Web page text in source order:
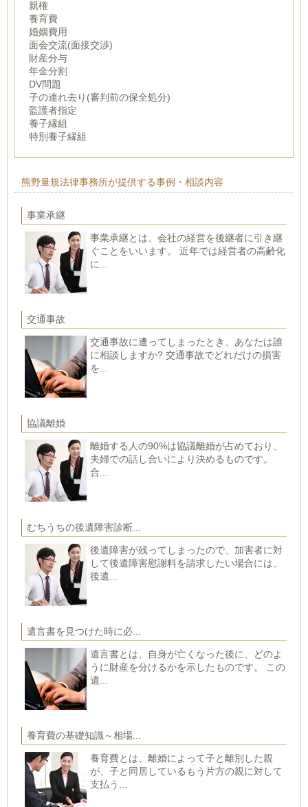
親権
養育費
婚姻費用
面会交流(面接交渉)
財産分与
年金分割
DV問題
子の連れ去り(審判前の保全処分)
監護者指定
養子縁組
特別養子縁組
熊野量規法律事務所が提供する事例・相談内容
事業承継
事業承継とは、会社の経営を後継者に引き継
ぐことをいいます。 近年では経営者の高齢化
に...
交通事故
交通事故に遭ってしまったとき、あなたは誰
に相談しますか? 交通事故でどれだけの損害
を...
協議離婚
離婚する人の90%は協議離婚が占めており、
夫婦での話し合いにより決めるものです。
合...
むちうちの後遺障害診断...
後遺障害が残ってしまったので、加害者に対
して後遺障害慰謝料を請求したい場合には、
後遺...
遺言書を見つけた時に必...
遺言書とは、自身が亡くなった後に、どのよ
うに財産を分けるかを示したものです。 この
遺...
養育費の基礎知識～相場...
養育費とは、離婚によって子と離別した親
が、子と同居しているもう片方の親に対して
支払う...